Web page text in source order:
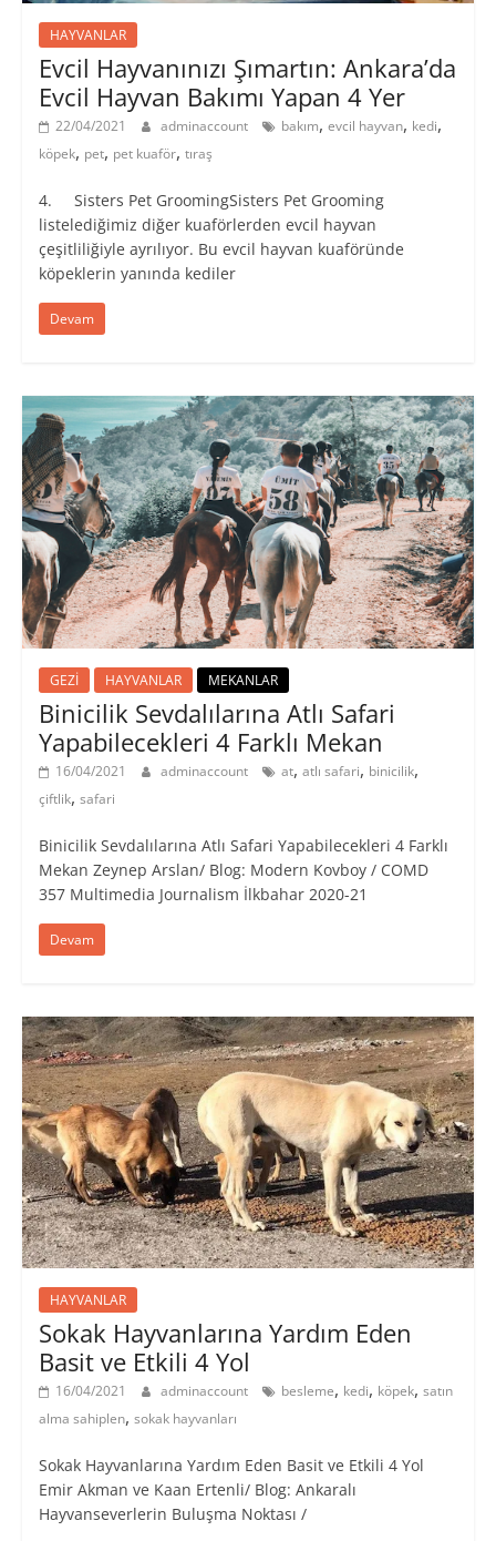
HAYVANLAR
Evcil Hayvanınızı Şımartın: Ankara’da
Evcil Hayvan Bakımı Yapan 4 Yer
22/04/2021 adminaccount bakım, evcil hayvan, kedi,
köpek, pet, pet kuaför, tıraş
4. Sisters Pet GroomingSisters Pet Grooming
listelediğimiz diğer kuaförlerden evcil hayvan
çeşitliliğiyle ayrılıyor. Bu evcil hayvan kuaföründe
köpeklerin yanında kediler
Devam
GEZİ HAYVANLAR MEKANLAR
Binicilik Sevdalılarına Atlı Safari
Yapabilecekleri 4 Farklı Mekan
16/04/2021 adminaccount at, atlı safari, binicilik,
çiftlik, safari
Binicilik Sevdalılarına Atlı Safari Yapabilecekleri 4 Farklı
Mekan Zeynep Arslan/ Blog: Modern Kovboy / COMD
357 Multimedia Journalism İlkbahar 2020-21
Devam
HAYVANLAR
Sokak Hayvanlarına Yardım Eden
Basit ve Etkili 4 Yol
16/04/2021 adminaccount besleme, kedi, köpek, satın
alma sahiplen, sokak hayvanları
Sokak Hayvanlarına Yardım Eden Basit ve Etkili 4 Yol
Emir Akman ve Kaan Ertenli/ Blog: Ankaralı
Hayvanseverlerin Buluşma Noktası /